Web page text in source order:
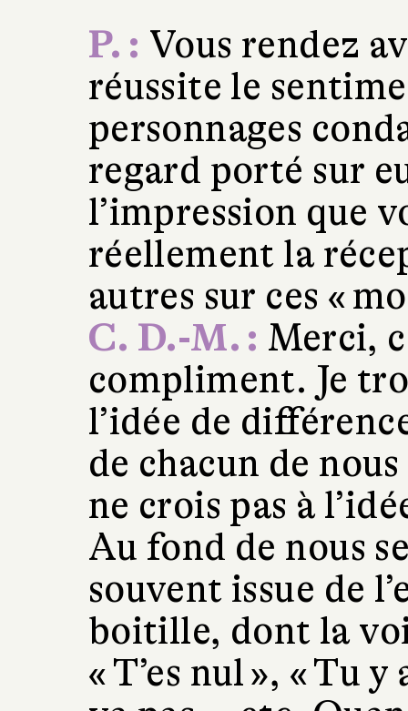
P. : Vous rendez
réussite le
personnages
regard porté sur
l’impression que
réellement la
autres sur ces «
C. D.-M. : Merci,
compliment. Je
l’idée de
de chacun de
ne crois pas à
Au fond de nous
souvent issue de
boitille, dont la
« T’es nul », « Tu